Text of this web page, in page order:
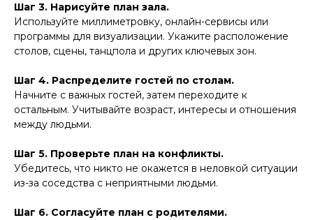
Шаг 3. Нарисуйте план зала.
Используйте миллиметровку, онлайн-сервисы или
программы для визуализации. Укажите расположение
столов, сцены, танцпола и других ключевых зон.
Шаг 4. Распределите гостей по столам.
Начните с важных гостей, затем переходите к
остальным. Учитывайте возраст, интересы и отношения
между людьми.
Шаг 5. Проверьте план на конфликты.
Убедитесь, что никто не окажется в неловкой ситуации
из-за соседства с неприятными людьми.
Шаг 6. Согласуйте план с родителями.